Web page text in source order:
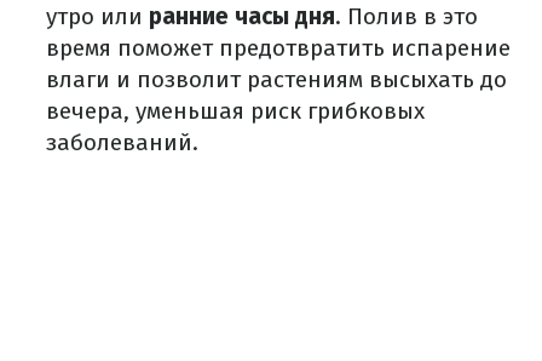
утро или ранние часы дня. Полив в это
время поможет предотвратить испарение
влаги и позволит растениям высыхать до
вечера, уменьшая риск грибковых
заболеваний.